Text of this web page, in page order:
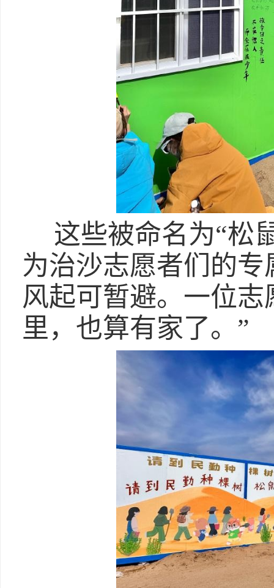
这些被命名为“松
为治沙志愿者们的
风起可暂避。一位
里，也算有家了。”